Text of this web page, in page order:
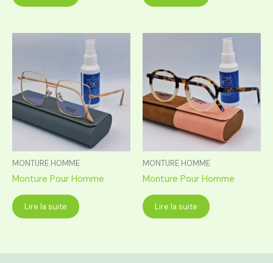
MONTURE HOMME
Monture Pour Homme
Lire la suite
MONTURE HOMME
Monture Pour Homme
Lire la suite